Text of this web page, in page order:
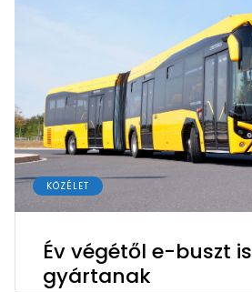
KÖZÉLET
Év végétől e-buszt is
gyártanak